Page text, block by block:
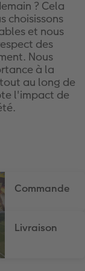
? Cela
choisissons
et nous
des
Nous
à la
au long de
l'impact de
Commande
Livraison